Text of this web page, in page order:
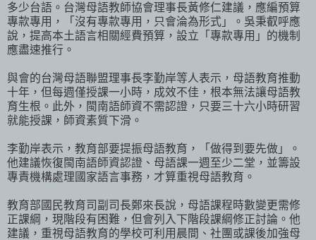
多少台語。台灣母語教師協會理事長黃修仁建議，應編預算
專款專用，「沒有專款專用，只會淪為形式」。吳秉叡呼應
說，提高本土語言相關經費預算，設立「專款專用」的機制
應盡速推行。
與會的台灣母語聯盟理事長李勤岸等人表示，母語教育推動
十年，但每週僅授課一小時，成效不佳，根本無法讓母語教
育生根。此外，閩南語師資不需認證，只要三十六小時研習
就能授課，師資素質下滑。
李勤岸表示，教育部要提振母語教育，「做得到要先做」。
他建議恢復閩南語師資認證、母語課一週至少二堂，並籌設
專責機構處理國家語言事務，才算重視母語教育。
教育部國民教育司副司長鄭來長說，母語課程時數變更需修
正課綱，現階段有困難，但會列入下階段課綱修正討論。他
建議，重視母語教育的學校可利用晨間、社團或課後加強母